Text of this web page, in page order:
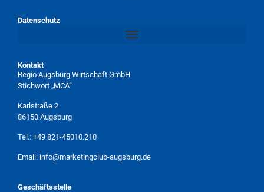
Datenschutz
Kontakt
Regio Augsburg Wirtschaft GmbH
Stichwort „MCA“
Karlstraße 2
86150 Augsburg
Tel.: +49 821-45010.210
Email: info@marketingclub-augsburg.de
Geschäftsstelle